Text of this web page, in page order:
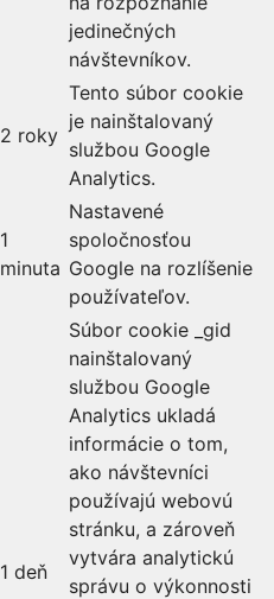
jedinečných
návštevníkov.
2 roky
Tento súbor cookie
je nainštalovaný
službou Google
Analytics.
1
minuta
Nastavené
spoločnosťou
Google na rozlíšenie
používateľov.
1 deň
Súbor cookie _gid
nainštalovaný
službou Google
Analytics ukladá
informácie o tom,
ako návštevníci
používajú webovú
stránku, a zároveň
vytvára analytickú
správu o výkonnosti